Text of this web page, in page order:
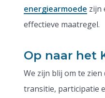
energiearmoede zijn
effectieve maatregel.
Op naar het
We zijn blij om te
transitie, participatie